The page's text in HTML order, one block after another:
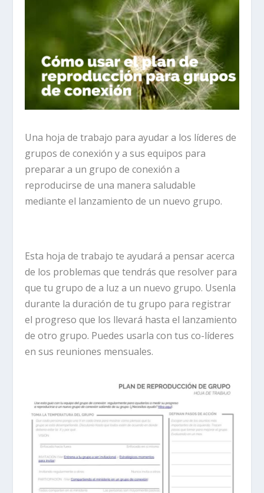
Una hoja de trabajo para ayudar a los líderes de
grupos de conexión y a sus equipos para
preparar a un grupo de conexión a
reproducirse de una manera saludable
mediante el lanzamiento de un nuevo grupo.
Esta hoja de trabajo te ayudará a pensar acerca
de los problemas que tendrás que resolver para
que tu grupo de a luz a un nuevo grupo. Usenla
durante la duración de tu grupo para registrar
el progreso que los llevará hasta el lanzamiento
de otro grupo. Puedes usarla con tus co-líderes
en sus reuniones mensuales.